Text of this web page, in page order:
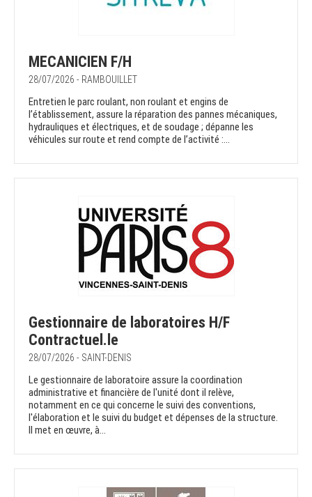
MECANICIEN F/H
28/07/2026 - RAMBOUILLET
Entretien le parc roulant, non roulant et engins de
l’établissement, assure la réparation des pannes mécaniques,
hydrauliques et électriques, et de soudage ; dépanne les
véhicules sur route et rend compte de l’activité :...
Gestionnaire de laboratoires H/F
Contractuel.le
28/07/2026 - SAINT-DENIS
Le gestionnaire de laboratoire assure la coordination
administrative et financière de l'unité dont il relève,
notamment en ce qui concerne le suivi des conventions,
l'élaboration et le suivi du budget et dépenses de la structure.
Il met en œuvre, à...